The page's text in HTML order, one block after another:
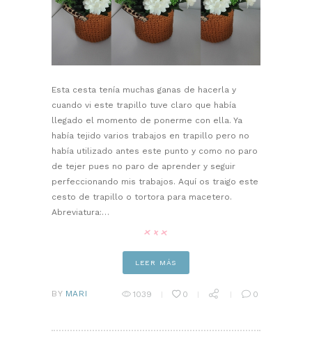
Esta cesta tenía muchas ganas de hacerla y
cuando vi este trapillo tuve claro que había
llegado el momento de ponerme con ella. Ya
había tejido varios trabajos en trapillo pero no
había utilizado antes este punto y como no paro
de tejer pues no paro de aprender y seguir
perfeccionando mis trabajos. Aquí os traigo este
cesto de trapillo o tortora para macetero.
Abreviatura:…
LEER MÁS
BY MARI 1039 0 0